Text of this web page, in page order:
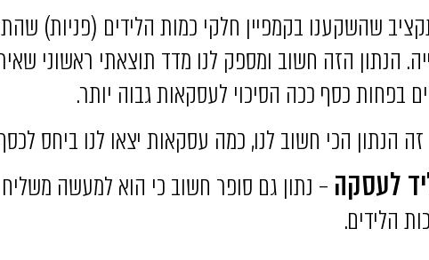
שהשקענו בקמפיין חלקי כמות הלידים (פניות)
הנתון הזה חשוב ומספק לנו מדד תוצאתי ראשוני
בפחות כסף ככה הסיכוי לעסקאות גבוה יותר.
הנתון הכי חשוב לנו, כמה עסקאות יצאו לנו ביחס
לעסקה – נתון גם סופר חשוב כי הוא למעשה משליח
הלידים.